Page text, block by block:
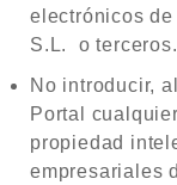
electrónicos de
S.L. o terceros.
No introducir,
Portal
propiedad
empresariales